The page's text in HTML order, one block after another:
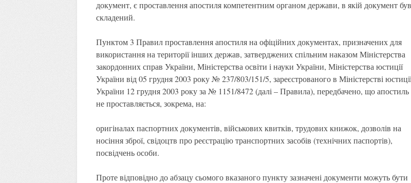
документ, є проставлення апостиля компетентним органом держави, в якій документ був
складений.
Пунктом 3 Правил проставлення апостиля на офіційних документах, призначених для
використання на території інших держав, затверджених спільним наказом Міністерства
закордонних справ України, Міністерства освіти і науки України, Міністерства юстиції
України від 05 грудня 2003 року № 237/803/151/5, зареєстрованого в Міністерстві
України 12 грудня 2003 року за № 1151/8472 (далі – Правила), передбачено, що апостиль
не проставляється, зокрема, на:
оригіналах паспортних документів, військових квитків, трудових книжок, дозволів на
носіння зброї, свідоцтв про реєстрацію транспортних засобів (технічних паспортів),
посвідчень особи.
Проте відповідно до абзацу сьомого вказаного пункту зазначені документи можуть бути